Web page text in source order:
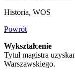
Historia, WOS
Powrót
Wykształcenie
Tytuł magistra
Warszawskiego.